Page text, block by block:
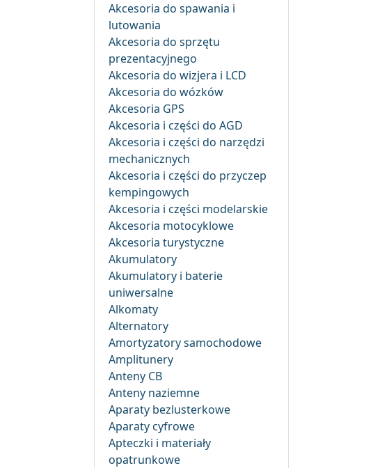
Akcesoria do spawania i
lutowania
Akcesoria do sprzętu
prezentacyjnego
Akcesoria do wizjera i LCD
Akcesoria do wózków
Akcesoria GPS
Akcesoria i części do AGD
Akcesoria i części do narzędzi
mechanicznych
Akcesoria i części do przyczep
kempingowych
Akcesoria i części modelarskie
Akcesoria motocyklowe
Akcesoria turystyczne
Akumulatory
Akumulatory i baterie
uniwersalne
Alkomaty
Alternatory
Amortyzatory samochodowe
Amplitunery
Anteny CB
Anteny naziemne
Aparaty bezlusterkowe
Aparaty cyfrowe
Apteczki i materiały
opatrunkowe